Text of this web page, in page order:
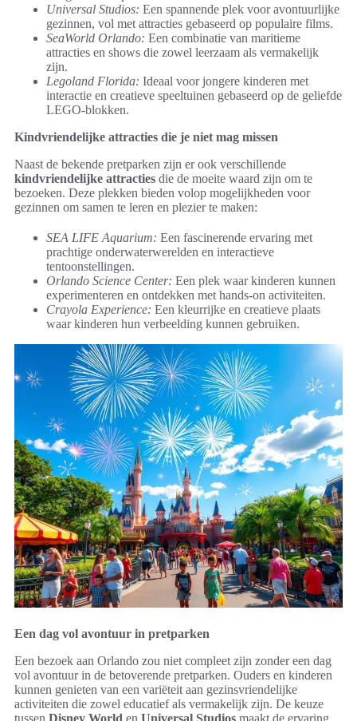
Universal Studios: Een spannende plek voor avontuurlijke
gezinnen, vol met attracties gebaseerd op populaire films.
SeaWorld Orlando: Een combinatie van maritieme
attracties en shows die zowel leerzaam als vermakelijk
zijn.
Legoland Florida: Ideaal voor jongere kinderen met
interactie en creatieve speeltuinen gebaseerd op de geliefde
LEGO-blokken.
Kindvriendelijke attracties die je niet mag missen
Naast de bekende pretparken zijn er ook verschillende
kindvriendelijke attracties die de moeite waard zijn om te
bezoeken. Deze plekken bieden volop mogelijkheden voor
gezinnen om samen te leren en plezier te maken:
SEA LIFE Aquarium: Een fascinerende ervaring met
prachtige onderwaterwerelden en interactieve
tentoonstellingen.
Orlando Science Center: Een plek waar kinderen kunnen
experimenteren en ontdekken met hands-on activiteiten.
Crayola Experience: Een kleurrijke en creatieve plaats
waar kinderen hun verbeelding kunnen gebruiken.
Een dag vol avontuur in pretparken
Een bezoek aan Orlando zou niet compleet zijn zonder een dag
vol avontuur in de betoverende pretparken. Ouders en kinderen
kunnen genieten van een variëteit aan gezinsvriendelijke
activiteiten die zowel educatief als vermakelijk zijn. De keuze
tussen Disney World en Universal Studios maakt de ervaring